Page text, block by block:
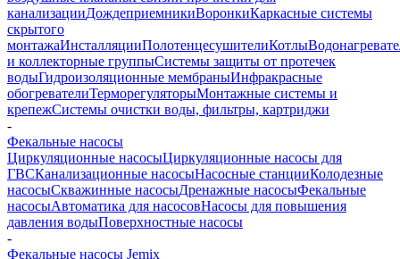
канализацииДождеприемникиВоронкиКаркасные системы
скрытого
монтажаИнсталляцииПолотенцесушителиКотлы
и коллекторные группыСистемы защиты от протечек
водыГидроизоляционные мембраныИнфракрасные
обогревателиТерморегуляторыМонтажные системы и
крепежСистемы очистки воды, фильтры, картриджи
-
Фекальные насосы
Циркуляционные насосыЦиркуляционные насосы для
ГВСКанализационные насосыНасосные станцииКолодезные
насосыСкважинные насосыДренажные насосыФекальные
насосыАвтоматика для насосовНасосы для повышения
давления водыПоверхностные насосы
-
Фекальные насосы Jemix